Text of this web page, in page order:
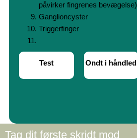
påvirker fingrenes bevægelse)
Ganglioncyster
Triggerfinger
Test Ondt i håndled
Tag dit første skridt mod